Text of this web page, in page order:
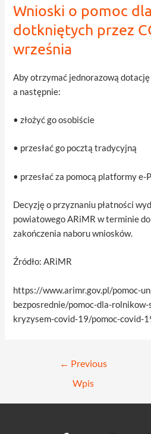
Wnioski o pomoc
dotkniętych przez
września
Aby otrzymać jednorazową
a następnie:
• złożyć go osobiście
• przesłać go pocztą tradycyjną
• przesłać za pomocą platformy e-
Decyzję o przyznaniu płatności
powiatowego ARiMR w terminie
zakończenia naboru wniosków.
Źródło: ARiMR
https://www.arimr.gov.pl/pomoc-
bezposrednie/pomoc-dla-
kryzysem-covid-19/pomoc-covid-
Nawigacja
← Previous
Wpis